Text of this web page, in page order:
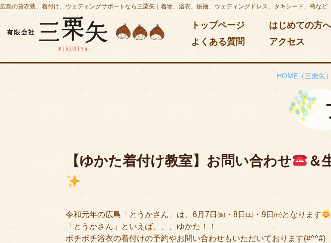
広島の貸衣装、着付け、ウェディングサポートなら三栗矢｜着物、浴衣、振袖、ウェディングドレス、タキシード、袴など
トップページ はじめての方へ
よくある質問
アクセス
HOME （三栗矢）
【ゆかた着付け教室】お問い合わせ ＆
令和元年の広島「とうかさん」は、6月7日㈮・8日㈯・9日㈰となります
「とうかさん」といえば、、、ゆかた！！
ボチボチ浴衣の着付けの予約やお問い合わせもいただいております(#^^#)